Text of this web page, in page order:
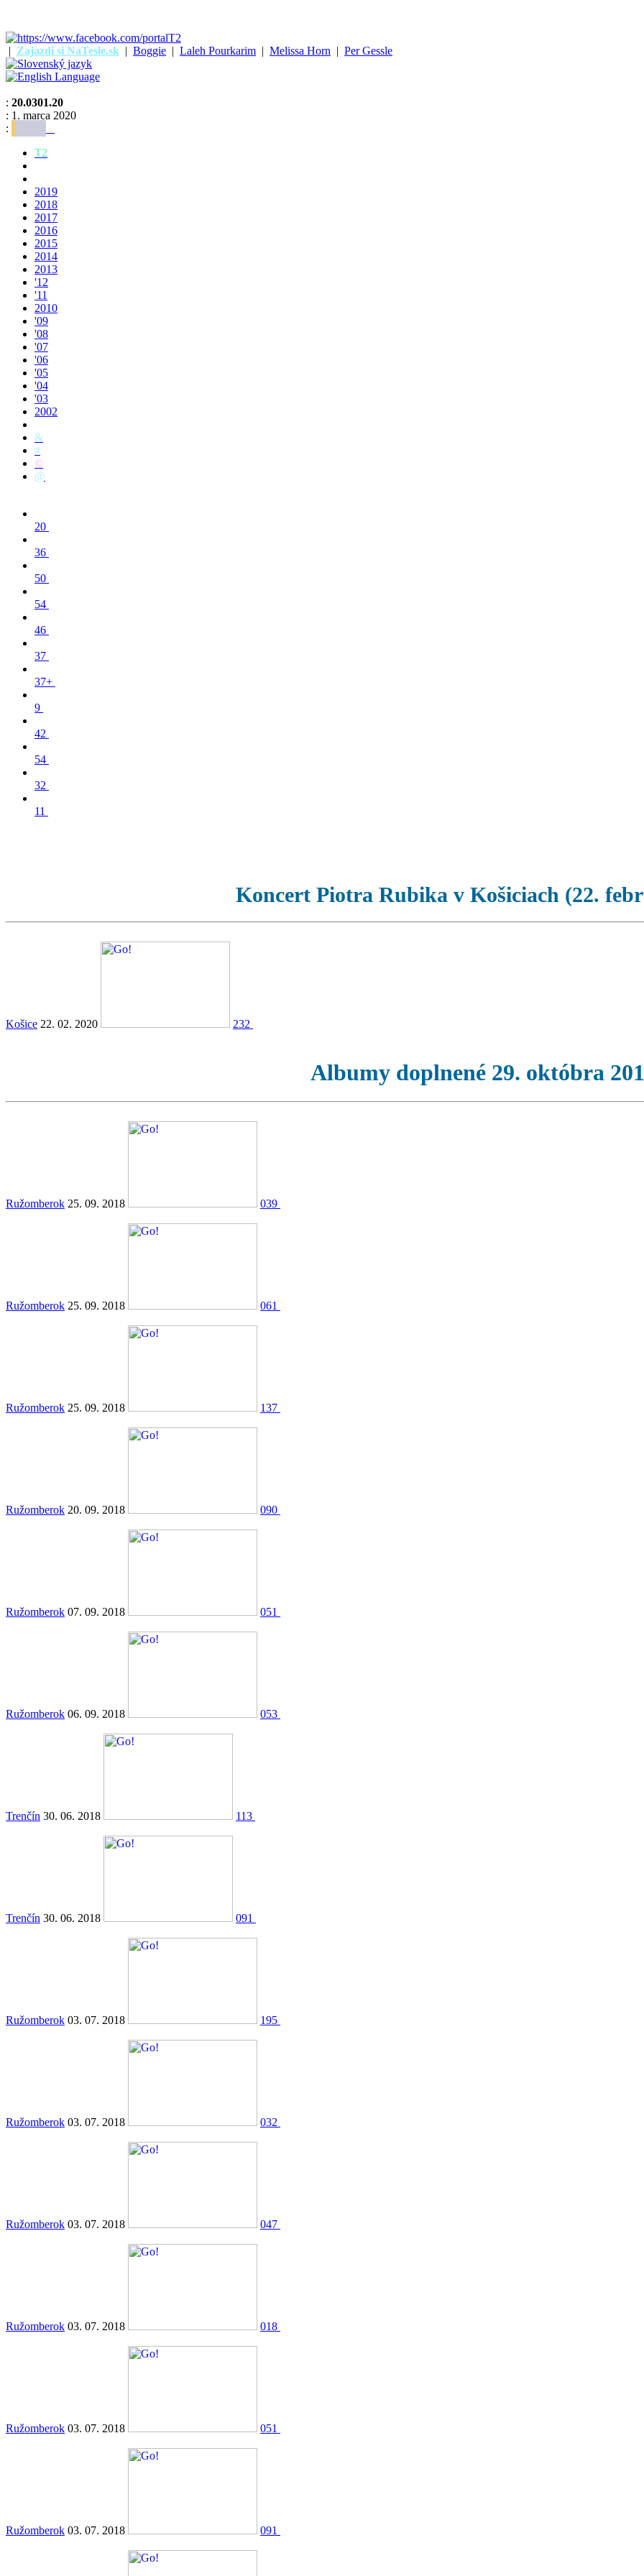
| Zajazdi si NaTesle.sk | Boggie | Laleh Pourkarim | Melissa Horn | Per Gessle
: 20.0301.20
: 1. marca 2020
:
T2
2019
2018
2017
2016
2015
2014
2013
'12
'11
2010
'09
'08
'07
'06
'05
'04
'03
2002
&
#
©
@
20
36
50
54
46
37
37+
9
42
54
32
11
Koncert Piotra Rubika v Košiciach (22.
Košice 22. 02. 2020 232
Albumy doplnené 29. októbra
Ružomberok 25. 09. 2018 039
Ružomberok 25. 09. 2018 061
Ružomberok 25. 09. 2018 137
Ružomberok 20. 09. 2018 090
Ružomberok 07. 09. 2018 051
Ružomberok 06. 09. 2018 053
Trenčín 30. 06. 2018 113
Trenčín 30. 06. 2018 091
Ružomberok 03. 07. 2018 195
Ružomberok 03. 07. 2018 032
Ružomberok 03. 07. 2018 047
Ružomberok 03. 07. 2018 018
Ružomberok 03. 07. 2018 051
Ružomberok 03. 07. 2018 091